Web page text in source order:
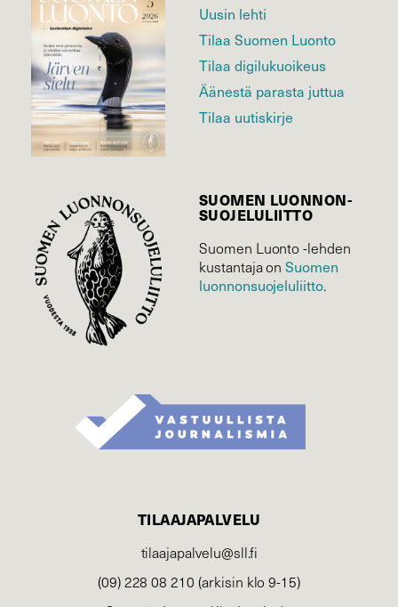
Uusin lehti
Tilaa Suomen Luonto
Tilaa digilukuoikeus
Äänestä parasta juttua
Tilaa uutiskirje
SUOMEN LUONNON­
SUOJELU­LIITTO
Suomen Luonto -lehden
kustantaja onSuomen
luonnonsuojelu­liitto.
TILAAJAPALVELU
tilaajapalvelu@sll.fi
(09) 228 08 210 (arkisin klo 9-15)